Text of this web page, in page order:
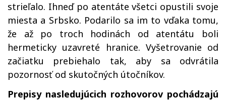
strieľalo. Ihneď po atentáte všetci opustili svoje
miesta a Srbsko. Podarilo sa im to vďaka tomu,
že až po troch hodinách od atentátu boli
hermeticky uzavreté hranice. Vyšetrovanie od
začiatku prebiehalo tak, aby sa odvrátila
pozornosť od skutočných útočníkov.
Prepisy nasledujúcich rozhovorov pochádzajú